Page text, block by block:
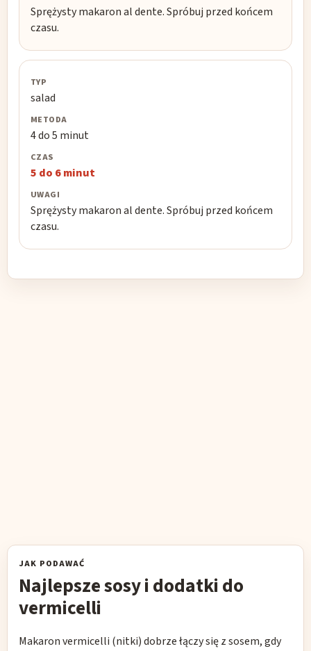
Sprężysty makaron al dente. Spróbuj przed końcem
czasu.
salad
4 do 5 minut
5 do 6 minut
Sprężysty makaron al dente. Spróbuj przed końcem
czasu.
JAK PODAWAĆ
Najlepsze sosy i dodatki do
vermicelli
Makaron vermicelli (nitki) dobrze łączy się z sosem, gdy